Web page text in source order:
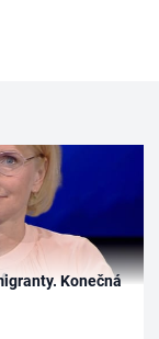
Konečná